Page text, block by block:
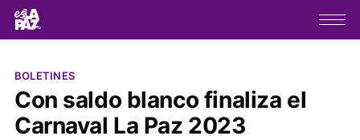
BOLETINES
Con saldo blanco finaliza el
Carnaval La Paz 2023